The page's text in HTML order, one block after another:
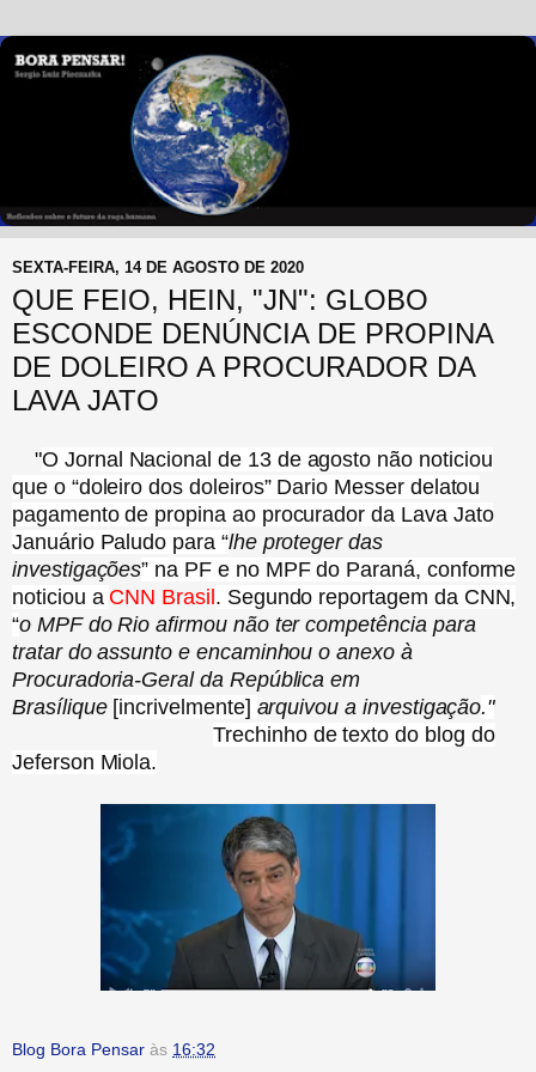
SEXTA-FEIRA, 14 DE AGOSTO DE 2020
QUE FEIO, HEIN, "JN": GLOBO
ESCONDE DENÚNCIA DE PROPINA
DE DOLEIRO A PROCURADOR DA
LAVA JATO
"O Jornal Nacional de 13 de agosto não noticiou
que o “doleiro dos doleiros” Dario Messer delatou
pagamento de propina ao procurador da Lava Jato
Januário Paludo para “lhe proteger das
investigações” na PF e no MPF do Paraná, conforme
noticiou a CNN Brasil. Segundo reportagem da CNN,
“o MPF do Rio afirmou não ter competência para
tratar do assunto e encaminhou o anexo à
Procuradoria-Geral da República em
Brasílique [incrivelmente] arquivou a investigação."
Trechinho de texto do blog do
Jeferson Miola.
Blog Bora Pensar às 16:32